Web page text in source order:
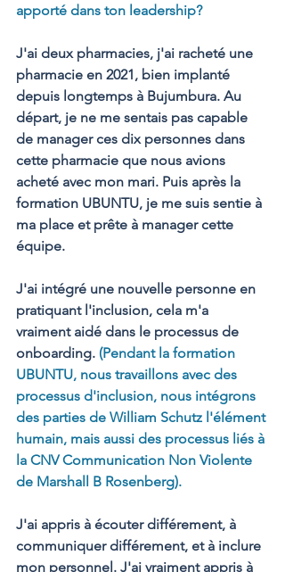
apporté dans ton leadership?
J'ai deux pharmacies, j'ai racheté une
pharmacie en 2021, bien implanté
depuis longtemps à Bujumbura. Au
départ, je ne me sentais pas capable
de manager ces dix personnes dans
cette pharmacie que nous avions
acheté avec mon mari. Puis après la
formation UBUNTU, je me suis sentie à
ma place et prête à manager cette
équipe.
J'ai intégré une nouvelle personne en
pratiquant l'inclusion, cela m'a
vraiment aidé dans le processus de
onboarding. (Pendant la formation
UBUNTU, nous travaillons avec des
processus d'inclusion, nous intégrons
des parties de William Schutz l'élément
humain, mais aussi des processus liés à
la CNV Communication Non Violente
de Marshall B Rosenberg).
J'ai appris à écouter différement, à
communiquer différement, et à inclure
mon personnel. J'ai vraiment appris à